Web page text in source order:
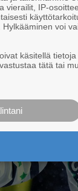
vierailit, IP-
voi
käsitellä
tätä tai